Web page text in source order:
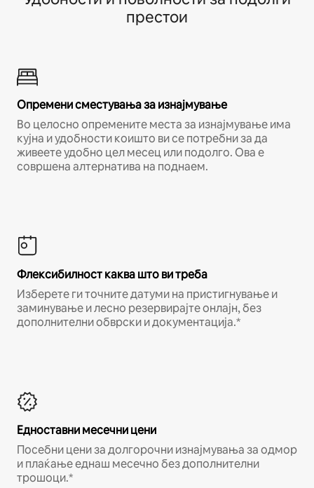
престои
Опремени сместувања за изнајмување
Во целосно опремените места за изнајмување има
кујна и удобности коишто ви се потребни за да
живеете удобно цел месец или подолго. Ова е
совршена алтернатива на поднаем.
Флексибилност каква што ви треба
Изберете ги точните датуми на пристигнување и
заминување и лесно резервирајте онлајн, без
дополнителни обврски и документација.*
Едноставни месечни цени
Посебни цени за долгорочни изнајмувања за одмор
и плаќање еднаш месечно без дополнителни
трошоци.*